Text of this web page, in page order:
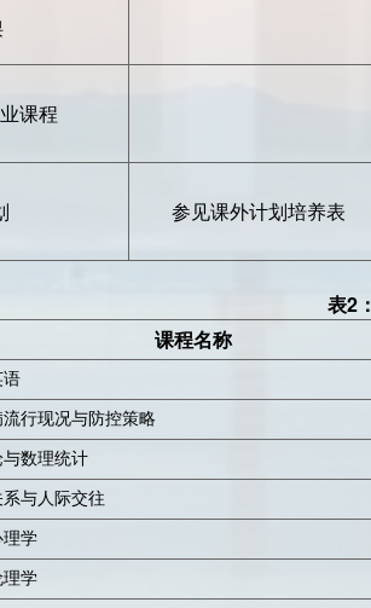
课程
参见课外计划培养表
表2
课程名称
语
行现况与防控策略
数理统计
与人际交往
理学
理学